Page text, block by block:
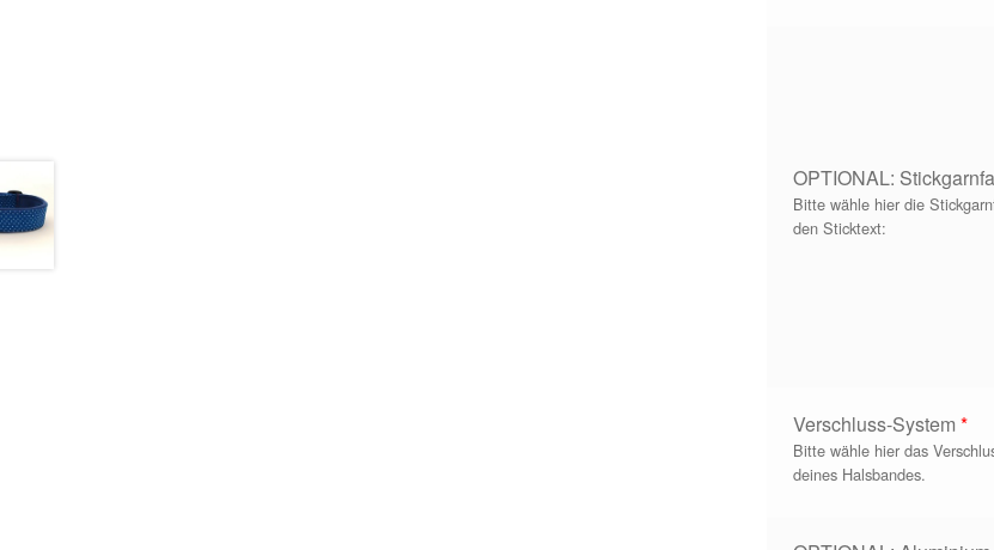
OPTIONAL:
Bitte wähle hier die
den Sticktext:
Verschluss-System*
Bitte wähle hier das
deines Halsbandes.